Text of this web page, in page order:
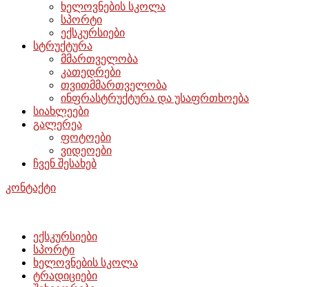
ხელოვნების სკოლა
სპორტი
ექსკურსიები
სტრუქტურა
მმართველობა
კათედრები
თვითმმართველობა
ინფრასტრუქტურა და უსაფრთხოება
სიახლეები
გალერეა
ფოტოები
ვიდეოები
ჩვენ შესახებ
კონტაქტი
ექსკურსიები
სპორტი
ხელოვნების სკოლა
ტრადიციები